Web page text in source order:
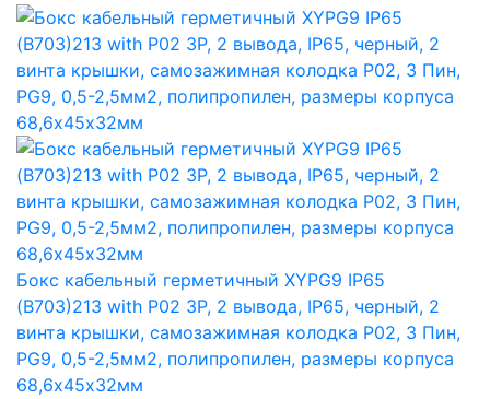
Бокс кабельный герметичный XYPG9 IP65
(B703)213 with P02 3P, 2 вывода, IP65, черный, 2
винта крышки, самозажимная колодка P02, 3 Пин,
PG9, 0,5-2,5мм2, полипропилен, размеры корпуса
68,6х45х32мм